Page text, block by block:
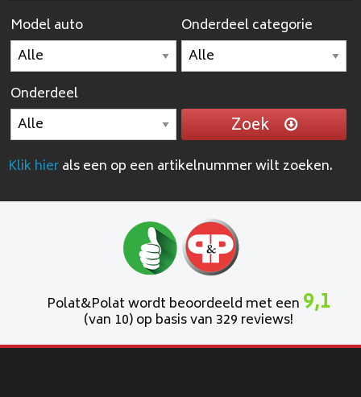
Model auto Onderdeel categorie
Onderdeel
Zoek
Klik hierals een op een artikelnummer wilt zoeken.
Polat&Polat wordt beoordeeld met een 9,1
(van 10) op basis van 329 reviews!